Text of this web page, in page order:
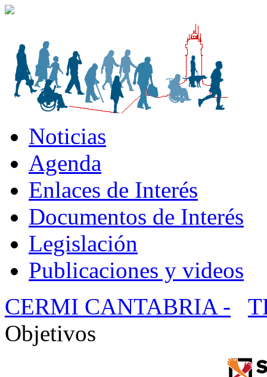
Noticias
Agenda
Enlaces de Interés
Documentos de Interés
Legislación
Publicaciones y videos
CERMI CANTABRIA -
Objetivos